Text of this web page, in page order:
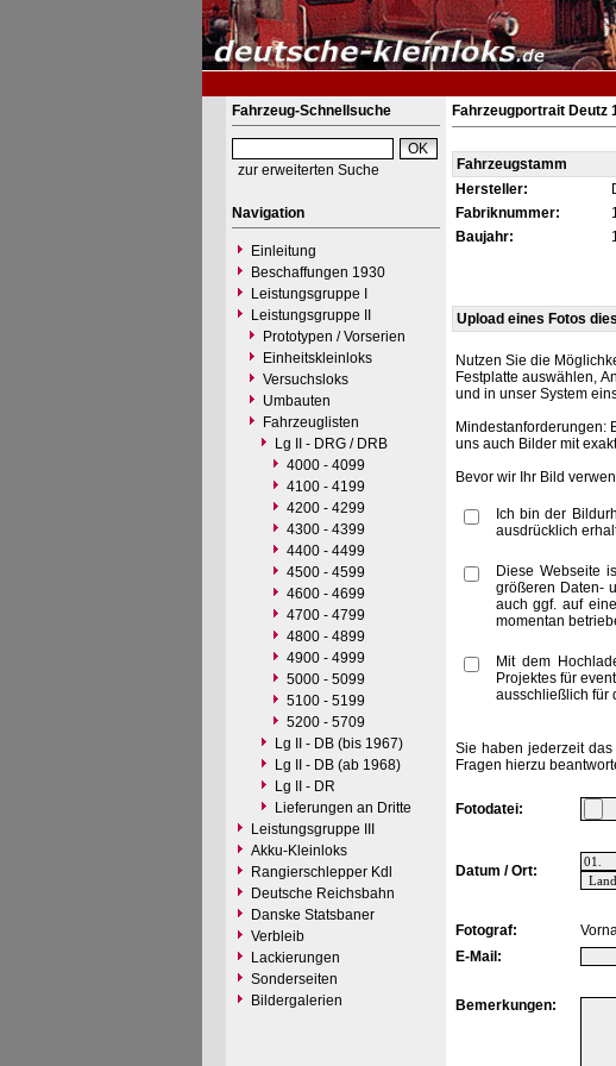
Fahrzeug-Schnellsuche
zur erweiterten Suche
Navigation
Einleitung
Beschaffungen 1930
Leistungsgruppe I
Leistungsgruppe II
Prototypen / Vorserien
Einheitskleinloks
Versuchsloks
Umbauten
Fahrzeuglisten
Lg II - DRG / DRB
4000 - 4099
4100 - 4199
4200 - 4299
4300 - 4399
4400 - 4499
4500 - 4599
4600 - 4699
4700 - 4799
4800 - 4899
4900 - 4999
5000 - 5099
5100 - 5199
5200 - 5709
Lg II - DB (bis 1967)
Lg II - DB (ab 1968)
Lg II - DR
Lieferungen an Dritte
Leistungsgruppe III
Akku-Kleinloks
Rangierschlepper Kdl
Deutsche Reichsbahn
Danske Statsbaner
Verbleib
Lackierungen
Sonderseiten
Bildergalerien
Fahrzeugportrait Deutz
Fahrzeugstamm
Hersteller:
Fabriknummer:
Baujahr:
Upload eines Fotos
Nutzen Sie die
Festplatte auswählen,
und in unser System
Mindestanforderungen:
uns auch Bilder mit
Bevor wir Ihr Bild
Ich bin der
ausdrücklich
Diese Webseite
größeren Daten-
auch ggf. auf
momentan
Mit dem
Projektes für
ausschließlich für
Sie haben jederzeit
Fragen hierzu
Fotodatei:
Datum / Ort:
Fotograf:
E-Mail:
Bemerkungen: